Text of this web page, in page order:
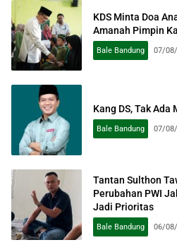
KDS Minta Doa
Amanah Pimpin
Bale Bandung 07/
Kang DS, Tak Ada
Bale Bandung 07/
Tantan Sulthon
Perubahan PWI
Jadi Prioritas
Bale Bandung 06/